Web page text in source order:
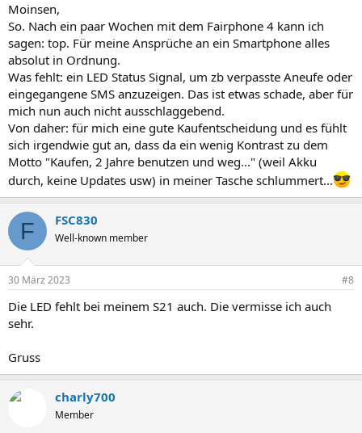
Moinsen,
So. Nach ein paar Wochen mit dem Fairphone 4 kann ich
sagen: top. Für meine Ansprüche an ein Smartphone alles
absolut in Ordnung.
Was fehlt: ein LED Status Signal, um zb verpasste Aneufe oder
eingegangene SMS anzuzeigen. Das ist etwas schade, aber für
mich nun auch nicht ausschlaggebend.
Von daher: für mich eine gute Kaufentscheidung und es fühlt
sich irgendwie gut an, dass da ein wenig Kontrast zu dem
Motto "Kaufen, 2 Jahre benutzen und weg..." (weil Akku
durch, keine Updates usw) in meiner Tasche schlummert...
F FSC830
Well-known member
30 März 2023 #8
Die LED fehlt bei meinem S21 auch. Die vermisse ich auch
sehr.
Gruss
charly700
Member